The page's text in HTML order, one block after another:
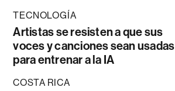
TECNOLOGÍA
Artistas se resisten a que sus
voces y canciones sean usadas
para entrenar a la IA
COSTA RICA